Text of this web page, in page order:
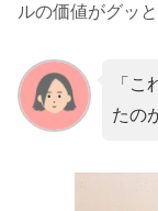
ルの価値がグッ
「こ
たの